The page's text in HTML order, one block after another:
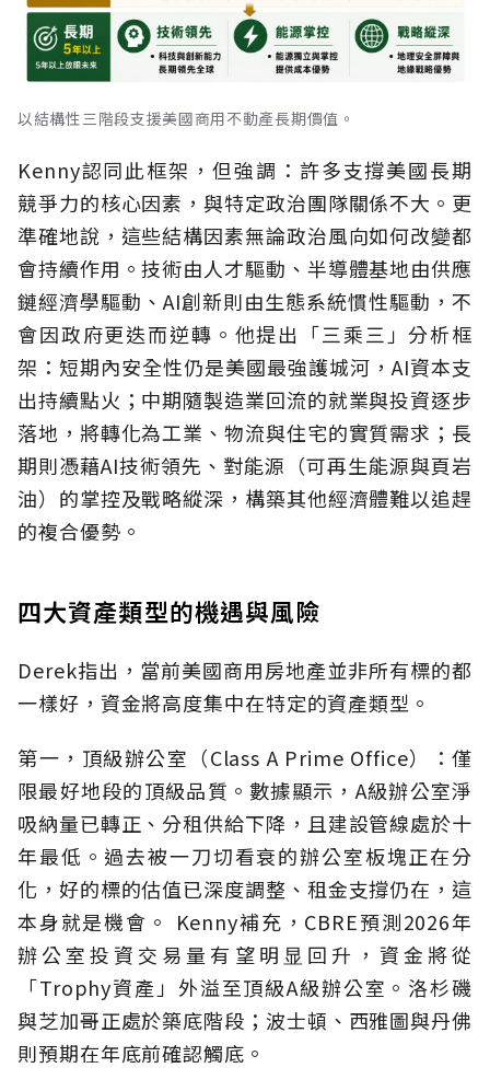
以結構性三階段支援美國商用不動產長期價值。
Kenny認同此框架，但強調：許多支撐美國長期
競爭力的核心因素，與特定政治團隊關係不大。更
準確地說，這些結構因素無論政治風向如何改變都
會持續作用。技術由人才驅動、半導體基地由供應
鏈經濟學驅動、AI創新則由生態系統慣性驅動，不
會因政府更迭而逆轉。他提出「三乘三」分析框
架：短期內安全性仍是美國最強護城河，AI資本支
出持續點火；中期隨製造業回流的就業與投資逐步
落地，將轉化為工業、物流與住宅的實質需求；長
期則憑藉AI技術領先、對能源（可再生能源與頁岩
油）的掌控及戰略縱深，構築其他經濟體難以追趕
的複合優勢。
四大資產類型的機遇與風險
Derek指出，當前美國商用房地產並非所有標的都
一樣好，資金將高度集中在特定的資產類型。
第一，頂級辦公室（Class A Prime Office）：僅
限最好地段的頂級品質。數據顯示，A級辦公室淨
吸納量已轉正、分租供給下降，且建設管線處於十
年最低。過去被一刀切看衰的辦公室板塊正在分
化，好的標的估值已深度調整、租金支撐仍在，這
本身就是機會。 Kenny補充，CBRE預測2026年
辦公室投資交易量有望明显回升，資金將從
「Trophy資產」外溢至頂級A級辦公室。洛杉磯
與芝加哥正處於築底階段；波士頓、西雅圖與丹佛
則預期在年底前確認觸底。